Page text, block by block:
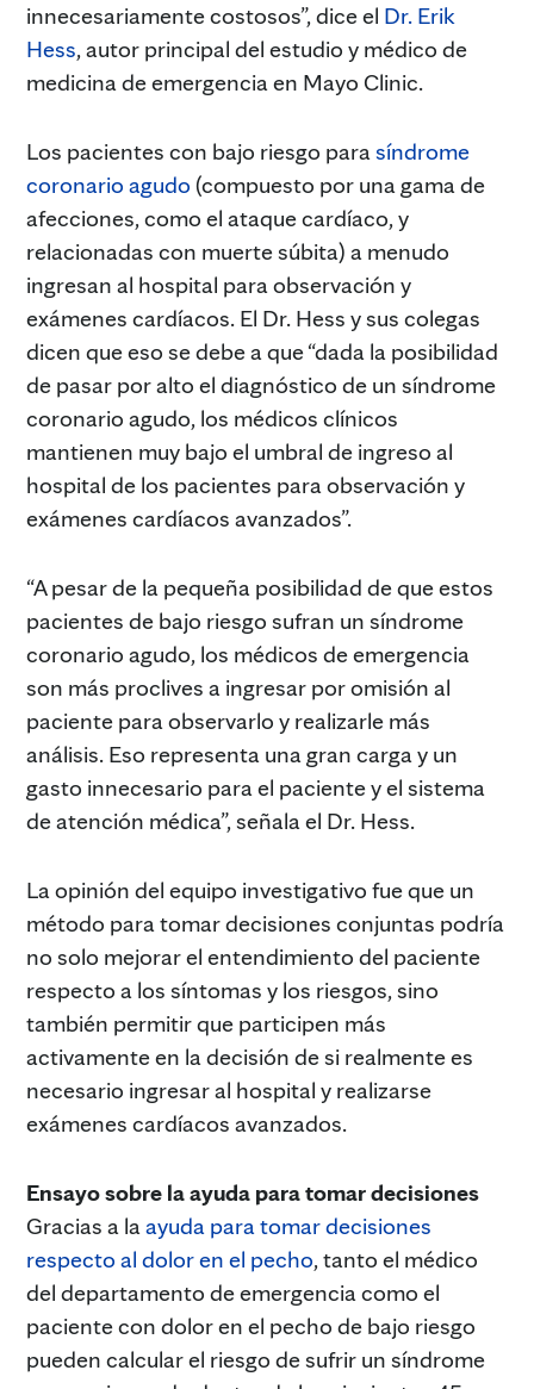
innecesariamente costosos”, dice el Dr. Erik
Hess, autor principal del estudio y médico de
medicina de emergencia en Mayo Clinic.
Los pacientes con bajo riesgo parasíndrome
coronario agudo (compuesto por una gama de
afecciones, como el ataque cardíaco, y
relacionadas con muerte súbita) a menudo
ingresan al hospital para observación y
exámenes cardíacos. El Dr. Hess y sus colegas
dicen que eso se debe a que “dada la posibilidad
de pasar por alto el diagnóstico de un síndrome
coronario agudo, los médicos clínicos
mantienen muy bajo el umbral de ingreso al
hospital de los pacientes para observación y
exámenes cardíacos avanzados”.
“A pesar de la pequeña posibilidad de que estos
pacientes de bajo riesgo sufran un síndrome
coronario agudo, los médicos de emergencia
son más proclives a ingresar por omisión al
paciente para observarlo y realizarle más
análisis. Eso representa una gran carga y un
gasto innecesario para el paciente y el sistema
de atención médica”, señala el Dr. Hess.
La opinión del equipo investigativo fue que un
método para tomar decisiones conjuntas podría
no solo mejorar el entendimiento del paciente
respecto a los síntomas y los riesgos, sino
también permitir que participen más
activamente en la decisión de si realmente es
necesario ingresar al hospital y realizarse
exámenes cardíacos avanzados.
Ensayo sobre la ayuda para tomar decisiones
Gracias a laayuda para tomar decisiones
respecto al dolor en el pecho, tanto el médico
del departamento de emergencia como el
paciente con dolor en el pecho de bajo riesgo
pueden calcular el riesgo de sufrir un síndrome